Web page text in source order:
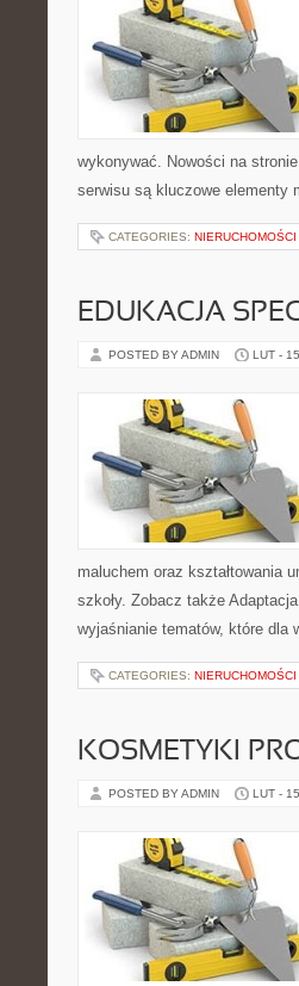
wykonywać. Nowości na
serwisu są kluczowe
CATEGORIES: NIERUCHOMOŚCI
EDUKACJA
POSTED BY ADMIN LUT -
maluchem oraz kształtowania
szkoły. Zobacz także
wyjaśnianie tematów, które
CATEGORIES: NIERUCHOMOŚCI
KOSMETYKI
POSTED BY ADMIN LUT -